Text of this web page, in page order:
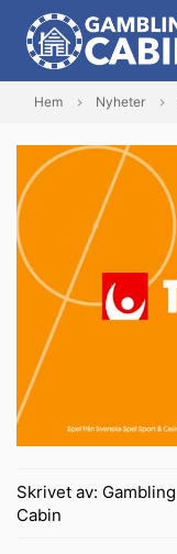
Hem Nyheter
Skrivet av: Gambling
Cabin